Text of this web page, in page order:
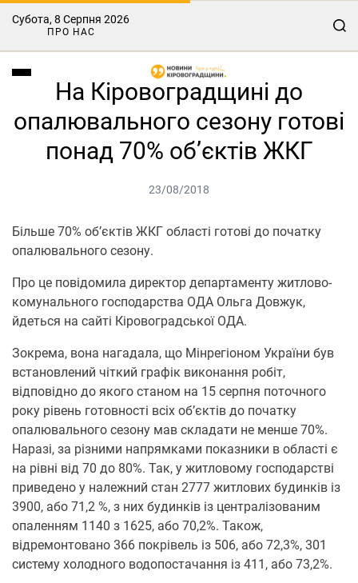
Субота, 8 Серпня 2026
ПРО НАС
На Кіровоградщині до
опалювального сезону готові
понад 70% об’єктів ЖКГ
23/08/2018
Більше 70% об’єктів ЖКГ області готові до початку
опалювального сезону.
Про це повідомила директор департаменту житлово-
комунального господарства ОДА Ольга Довжук,
йдеться на сайті Кіровоградської ОДА.
Зокрема, вона нагадала, що Мінрегіоном України був
встановлений чіткий графік виконання робіт,
відповідно до якого станом на 15 серпня поточного
року рівень готовності всіх об’єктів до початку
опалювального сезону мав складати не менше 70%.
Наразі, за різними напрямками показники в області є
на рівні від 70 до 80%. Так, у житловому господарстві
приведено у належний стан 2777 житлових будинків із
3900, або 71,2 %, з них будинків із централізованим
опаленням 1140 з 1625, або 70,2%. Також,
відремонтовано 366 покрівель із 506, або 72,3%, 301
систему холодного водопостачання із 411, або 73,2%.